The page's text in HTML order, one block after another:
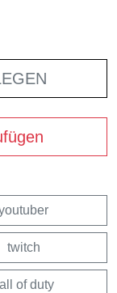
twitch
of duty